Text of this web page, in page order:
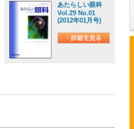
あたらしい眼科
Vol.29 No.01
(2012年01月号)